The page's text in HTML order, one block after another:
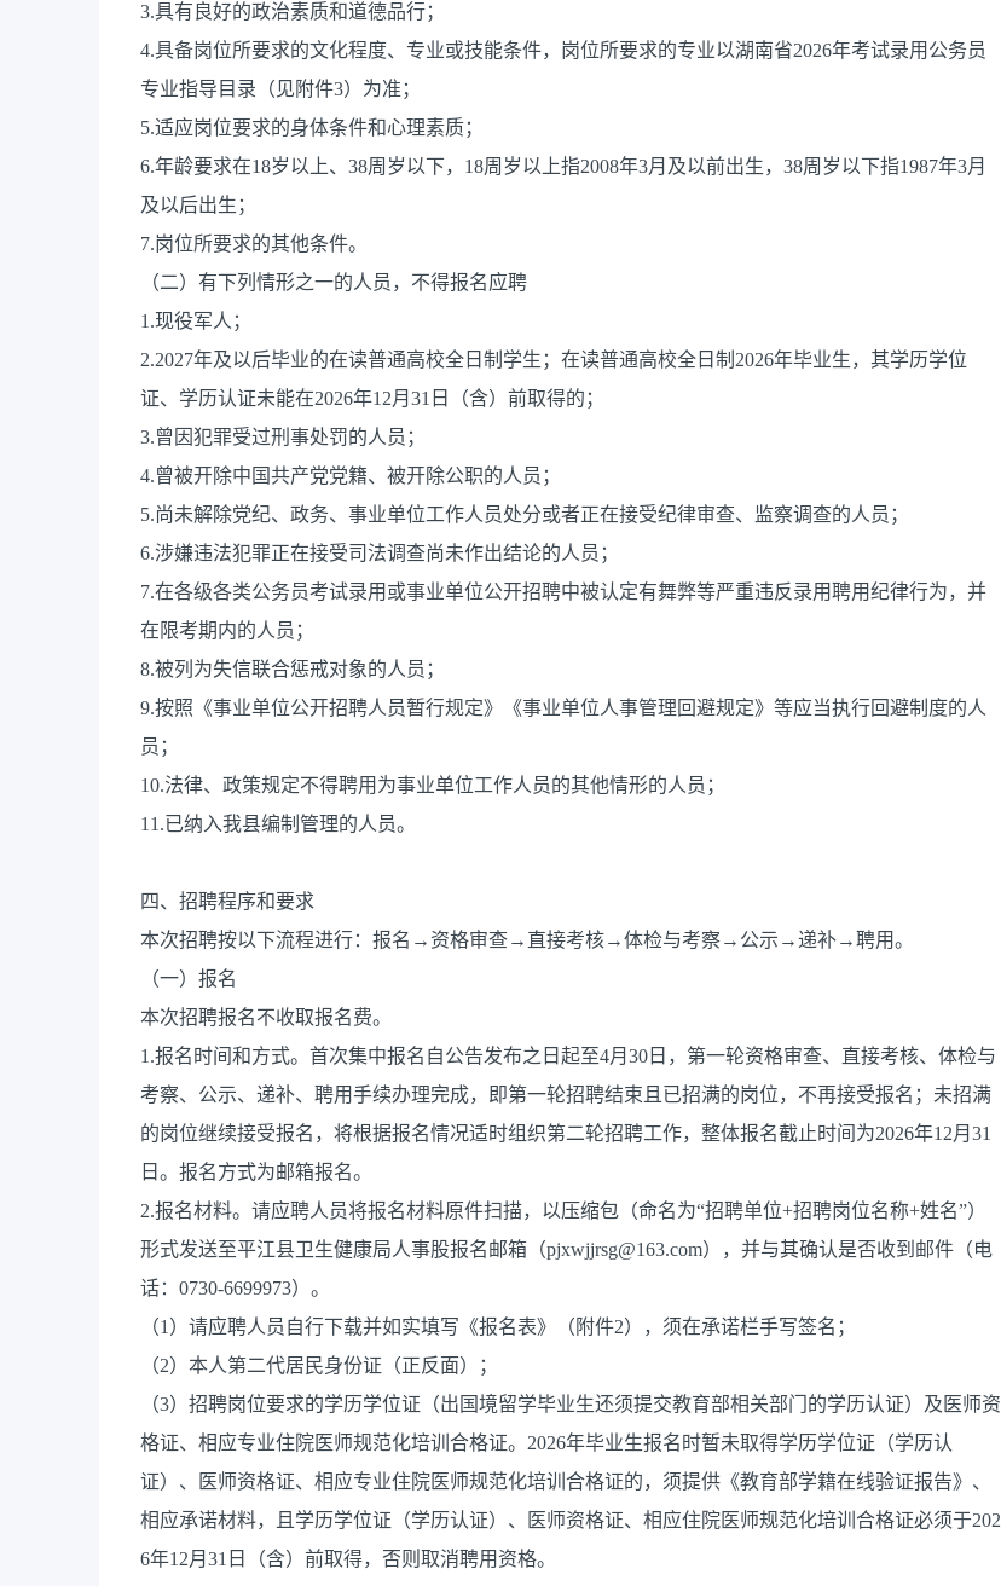
3.具有良好的政治素质和道德品行；
4.具备岗位所要求的文化程度、专业或技能条件，岗位所要求的专业以湖南省2026年考试录用公务员
专业指导目录（见附件3）为准；
5.适应岗位要求的身体条件和心理素质；
6.年龄要求在18岁以上、38周岁以下，18周岁以上指2008年3月及以前出生，38周岁以下指1987年3月
及以后出生；
7.岗位所要求的其他条件。
（二）有下列情形之一的人员，不得报名应聘
1.现役军人；
2.2027年及以后毕业的在读普通高校全日制学生；在读普通高校全日制2026年毕业生，其学历学位
证、学历认证未能在2026年12月31日（含）前取得的；
3.曾因犯罪受过刑事处罚的人员；
4.曾被开除中国共产党党籍、被开除公职的人员；
5.尚未解除党纪、政务、事业单位工作人员处分或者正在接受纪律审查、监察调查的人员；
6.涉嫌违法犯罪正在接受司法调查尚未作出结论的人员；
7.在各级各类公务员考试录用或事业单位公开招聘中被认定有舞弊等严重违反录用聘用纪律行为，并
在限考期内的人员；
8.被列为失信联合惩戒对象的人员；
9.按照《事业单位公开招聘人员暂行规定》《事业单位人事管理回避规定》等应当执行回避制度的人
员；
10.法律、政策规定不得聘用为事业单位工作人员的其他情形的人员；
11.已纳入我县编制管理的人员。
四、招聘程序和要求
本次招聘按以下流程进行：报名→资格审查→直接考核→体检与考察→公示→递补→聘用。
（一）报名
本次招聘报名不收取报名费。
1.报名时间和方式。首次集中报名自公告发布之日起至4月30日，第一轮资格审查、直接考核、体检与
考察、公示、递补、聘用手续办理完成，即第一轮招聘结束且已招满的岗位，不再接受报名；未招满
的岗位继续接受报名，将根据报名情况适时组织第二轮招聘工作，整体报名截止时间为2026年12月31
日。报名方式为邮箱报名。
2.报名材料。请应聘人员将报名材料原件扫描，以压缩包（命名为“招聘单位+招聘岗位名称+姓名”）
形式发送至平江县卫生健康局人事股报名邮箱（pjxwjjrsg@163.com），并与其确认是否收到邮件（电
话：0730-6699973）。
（1）请应聘人员自行下载并如实填写《报名表》（附件2），须在承诺栏手写签名；
（2）本人第二代居民身份证（正反面）；
（3）招聘岗位要求的学历学位证（出国境留学毕业生还须提交教育部相关部门的学历认证）及医师资
格证、相应专业住院医师规范化培训合格证。2026年毕业生报名时暂未取得学历学位证（学历认
证）、医师资格证、相应专业住院医师规范化培训合格证的，须提供《教育部学籍在线验证报告》、
相应承诺材料，且学历学位证（学历认证）、医师资格证、相应住院医师规范化培训合格证必须于202
6年12月31日（含）前取得，否则取消聘用资格。